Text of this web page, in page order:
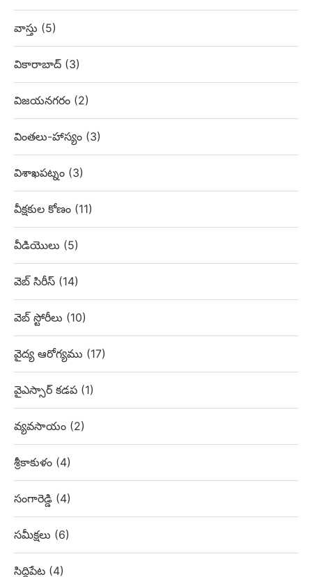
వాస్తు (5)
వికారాబాద్ (3)
విజయనగరం (2)
వింతలు-హాస్యం (3)
విశాఖపట్నం (3)
వీక్షకుల కోణం (11)
వీడియొలు (5)
వెబ్‌ సిరీస్ (14)
వెబ్ స్టోరీలు (10)
వైద్య ఆరోగ్యము (17)
వైఎస్సార్ కడప (1)
వ్యవసాయం (2)
శ్రీకాకుళం (4)
సంగారెడ్డి (4)
సమీక్షలు (6)
సిద్దిపేట (4)